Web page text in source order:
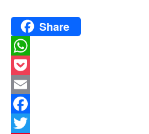
Share
W
h
a
t
P
o
c
E
m
F